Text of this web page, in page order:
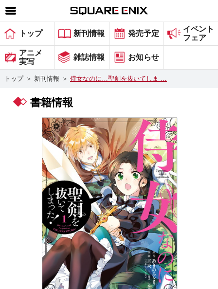
SQUARE ENIX 公式サイトメニュー
ゲーム
マガジン＆ブックス
グッズ
会社情報 採用情報
スクウェア・エニックス サイト内検索
トップ 新刊情報 発売予定
イベント
フェア
アニメ
実写
雑誌情報 お知らせ
トップ ＞ 新刊情報 ＞ 侍女なのに…聖剣を抜いてしま …
書籍情報